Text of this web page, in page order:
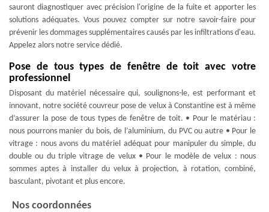
sauront diagnostiquer avec précision l'origine de la fuite et apporter les
solutions adéquates. Vous pouvez compter sur notre savoir-faire pour
prévenir les dommages supplémentaires causés par les infiltrations d'eau.
Appelez alors notre service dédié.
Pose de tous types de fenêtre de toit avec votre
professionnel
Disposant du matériel nécessaire qui, soulignons-le, est performant et
innovant, notre société couvreur pose de velux à Constantine est à même
d’assurer la pose de tous types de fenêtre de toit. • Pour le matériau :
nous pourrons manier du bois, de l’aluminium, du PVC ou autre • Pour le
vitrage : nous avons du matériel adéquat pour manipuler du simple, du
double ou du triple vitrage de velux • Pour le modèle de velux : nous
sommes aptes à installer du velux à projection, à rotation, combiné,
basculant, pivotant et plus encore.
Nos coordonnées